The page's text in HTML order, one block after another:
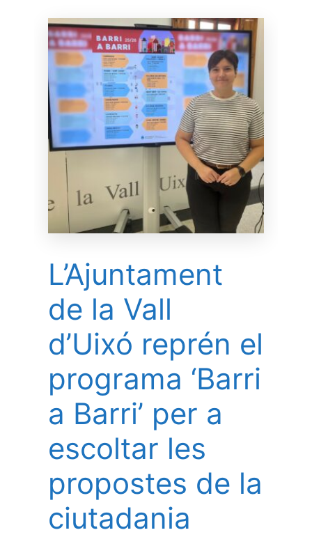
L’Ajuntament
de la Vall
d’Uixó reprén el
programa ‘Barri
a Barri’ per a
escoltar les
propostes de la
ciutadania